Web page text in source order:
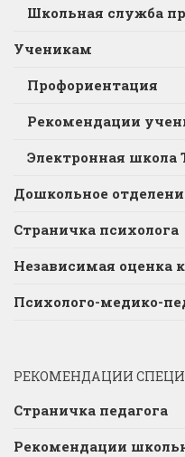
Школьная служба
Ученикам
Профориентация
Рекомендации
Электронная школа
Дошкольное
Страничка психолога
Независимая оценка
Психолого-медико-
РЕКОМЕНДАЦИИ
Страничка педагога
Рекомендации